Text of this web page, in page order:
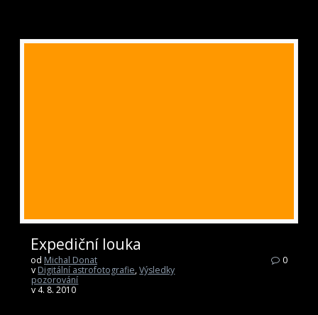
Expediční louka
od Michal Donat
v Digitální astrofotografie,Výsledky
pozorování
v 4. 8. 2010
0